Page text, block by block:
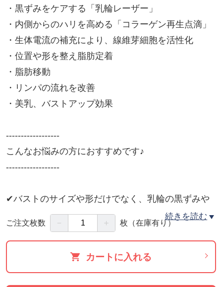
・黒ずみをケアする「乳輪レーザー」
・内側からのハリを高める「コラーゲン再生点滴」
・生体電流の補充により、線維芽細胞を活性化
・位置や形を整え脂肪定着
・脂肪移動
・リンパの流れを改善
・美乳、バストアップ効果
------------------
こんなお悩みの方におすすめです♪
------------------
✔︎バストのサイズや形だけでなく、乳輪の黒ずみや
くすみも同時に綺麗にしたい
✔︎外側からのケアだけでなく、コラーゲン点滴で体
の内側からも爆発的なハリ感を与えたい
✔︎年齢とともにデコルテやバスト全体のエイジング
続きを読む
ご注文枚数 － ＋ 枚 （在庫有り）
カートに入れる